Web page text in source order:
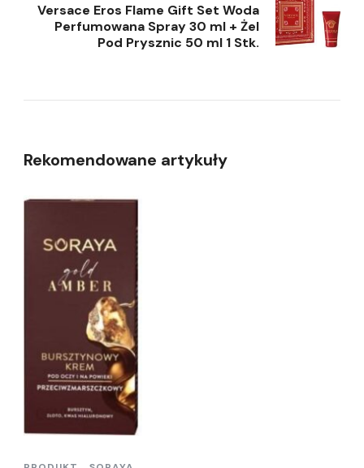
Versace Eros Flame Gift Set Woda
Perfumowana Spray 30 ml + Żel
Pod Prysznic 50 ml 1 Stk.
Rekomendowane artykuły